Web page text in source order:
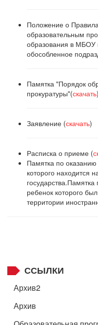
Положение о
образовательным
образования в МБОУ
обособленное
Памятка "Порядок
прокуратуры"(скачать)
Заявление (скачать)
Расписка о приеме (
Памятка по
которого находится
ребенок которого
территории
ССЫЛКИ
Архив2
Архив